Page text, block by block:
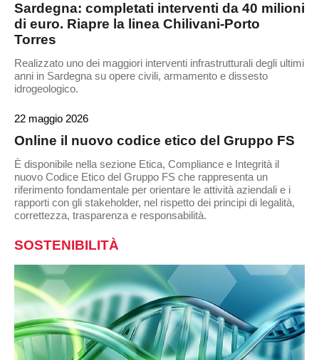
Sardegna: completati interventi da 40 milioni
di euro. Riapre la linea Chilivani-Porto
Torres
Realizzato uno dei maggiori interventi infrastrutturali degli ultimi
anni in Sardegna su opere civili, armamento e dissesto
idrogeologico.
22 maggio 2026
Online il nuovo codice etico del Gruppo FS
È disponibile nella sezione Etica, Compliance e Integrità il
nuovo Codice Etico del Gruppo FS che rappresenta un
riferimento fondamentale per orientare le attività aziendali e i
rapporti con gli stakeholder, nel rispetto dei principi di legalità,
correttezza, trasparenza e responsabilità.
SOSTENIBILITÀ